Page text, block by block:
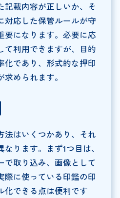
記載内容が正しいか、そ
対応した保管ルールが守
要になります。必要に応
て利用できますが、目的
化であり、形式的な押印
められます。
法はいくつかあり、それ
ります。まず1つ目は、
で取り込み、画像として
際に使っている印鑑の印
化できる点は便利です